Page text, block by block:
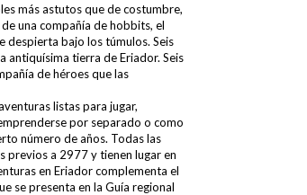
más astutos que de costumbre,
una compañía de hobbits, el
despierta bajo los túmulos. Seis
antiquísima tierra de Eriador. Seis
de héroes que las
listas para jugar,
por separado o como
número de años. Todas las
previos a 2977 y tienen lugar en
en Eriador complementa el
se presenta en la Guía regional